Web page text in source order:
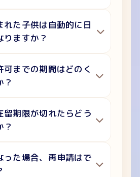
れた子供は自動的に日
りますか？
可までの期間はどのく
？
留期限が切れたらどう
？
った場合、再申請はで